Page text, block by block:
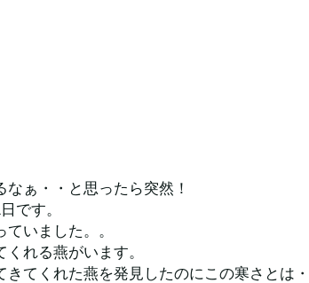
ぁ・・と思ったら突然！
です。
いました。。
れる燕がいます。
きてくれた燕を発見したのにこの寒さとは